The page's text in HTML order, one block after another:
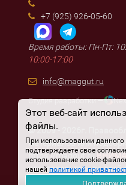
Этот веб-сайт
файлы.
При использовании
подтверждаете свое
использование cookie-
нашей политикой
+7 (925) 926-05-60
Время работы: Пн-Пт:
10:00-17:00
info@maggut.ru
Студия разработки —
© 2009 - 2026г.
материалов или
https://maggut.ru
удостоверьтесь во